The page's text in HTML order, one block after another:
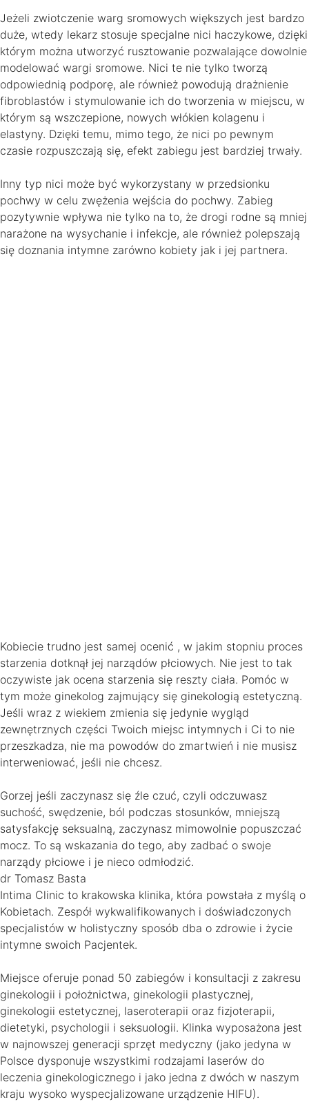
Jeżeli zwiotczenie warg sromowych większych jest bardzo
duże, wtedy lekarz stosuje specjalne nici haczykowe, dzięki
którym można utworzyć rusztowanie pozwalające dowolnie
modelować wargi sromowe. Nici te nie tylko tworzą
odpowiednią podporę, ale również powodują drażnienie
fibroblastów i stymulowanie ich do tworzenia w miejscu, w
którym są wszczepione, nowych włókien kolagenu i
elastyny. Dzięki temu, mimo tego, że nici po pewnym
czasie rozpuszczają się, efekt zabiegu jest bardziej trwały.
Inny typ nici może być wykorzystany w przedsionku
pochwy w celu zwężenia wejścia do pochwy. Zabieg
pozytywnie wpływa nie tylko na to, że drogi rodne są mniej
narażone na wysychanie i infekcje, ale również polepszają
się doznania intymne zarówno kobiety jak i jej partnera.
Kobiecie trudno jest samej ocenić , w jakim stopniu proces
starzenia dotknął jej narządów płciowych. Nie jest to tak
oczywiste jak ocena starzenia się reszty ciała. Pomóc w
tym może ginekolog zajmujący się ginekologią estetyczną.
Jeśli wraz z wiekiem zmienia się jedynie wygląd
zewnętrznych części Twoich miejsc intymnych i Ci to nie
przeszkadza, nie ma powodów do zmartwień i nie musisz
interweniować, jeśli nie chcesz.
Gorzej jeśli zaczynasz się źle czuć, czyli odczuwasz
suchość, swędzenie, ból podczas stosunków, mniejszą
satysfakcję seksualną, zaczynasz mimowolnie popuszczać
mocz. To są wskazania do tego, aby zadbać o swoje
narządy płciowe i je nieco odmłodzić.
dr Tomasz Basta
Intima Clinic to krakowska klinika, która powstała z myślą o
Kobietach. Zespół wykwalifikowanych i doświadczonych
specjalistów w holistyczny sposób dba o zdrowie i życie
intymne swoich Pacjentek.
Miejsce oferuje ponad 50 zabiegów i konsultacji z zakresu
ginekologii i położnictwa, ginekologii plastycznej,
ginekologii estetycznej, laseroterapii oraz fizjoterapii,
dietetyki, psychologii i seksuologii. Klinka wyposażona jest
w najnowszej generacji sprzęt medyczny (jako jedyna w
Polsce dysponuje wszystkimi rodzajami laserów do
leczenia ginekologicznego i jako jedna z dwóch w naszym
kraju wysoko wyspecjalizowane urządzenie HIFU).